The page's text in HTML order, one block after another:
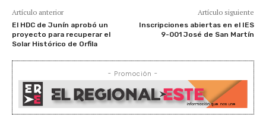
Artículo anterior
El HDC de Junín aprobó un
proyecto para recuperar el
Solar Histórico de Orfila
Artículo siguiente
Inscripciones abiertas en el IES
9-001 José de San Martín
- Promoción -